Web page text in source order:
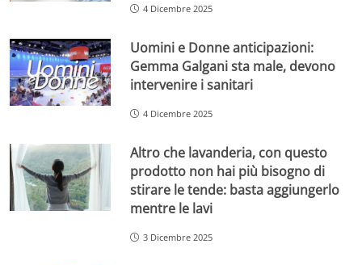
4 Dicembre 2025
Uomini e Donne anticipazioni:
Gemma Galgani sta male, devono
intervenire i sanitari
4 Dicembre 2025
Altro che lavanderia, con questo
prodotto non hai più bisogno di
stirare le tende: basta aggiungerlo
mentre le lavi
3 Dicembre 2025